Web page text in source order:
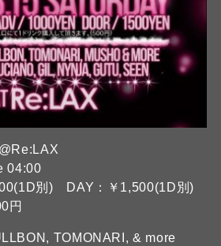
04:00
別) DAY：￥1,500(1D別)
円
TOMONARI, & more